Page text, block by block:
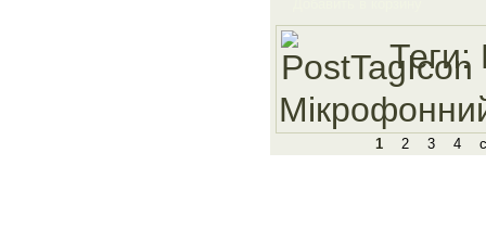
Теги:
1 2 3 4